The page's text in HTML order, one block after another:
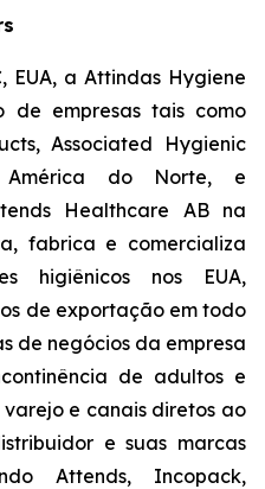
EUA, a Attindas Hygiene
de empresas tais como
Associated Hygienic
do Norte, e
Healthcare AB na
fabrica e comercializa
higiênicos nos EUA,
de exportação em todo
de negócios da empresa
de adultos e
e canais diretos ao
e suas marcas
Attends, Incopack,